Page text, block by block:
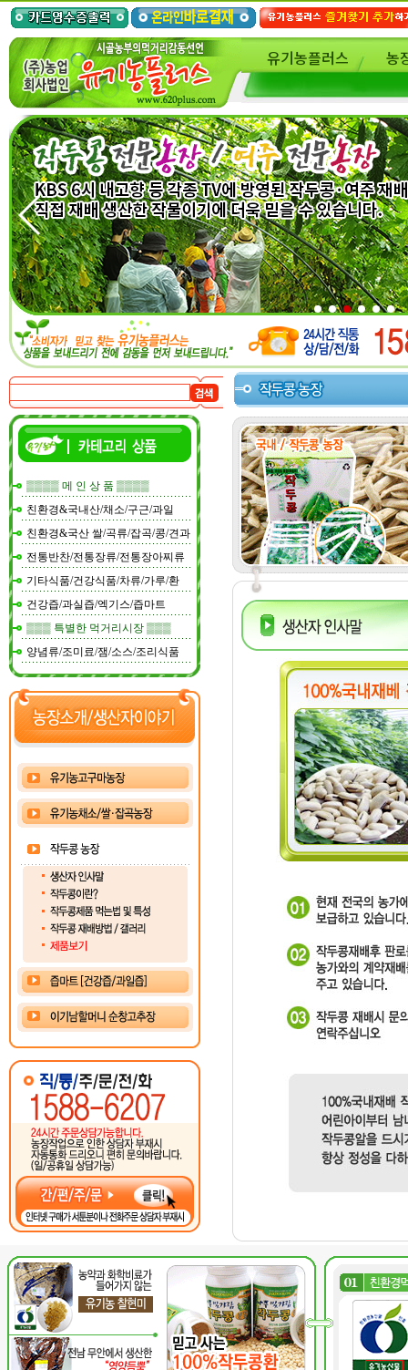
유기농플러스 농
▒▒▒▒ 메 인 상 품 ▒▒▒▒
친환경&국내산/채소/구근/과일
친환경&국산 쌀/곡류/잡곡/콩/견과
전통반찬/전통장류/전통장아찌류
기타식품/건강식품/차류/가루/환
건강즙/과실즙/엑기스/즙마트
▒▒▒ 특별한 먹거리시장 ▒▒▒
양념류/조미료/잼/소스/조리식품